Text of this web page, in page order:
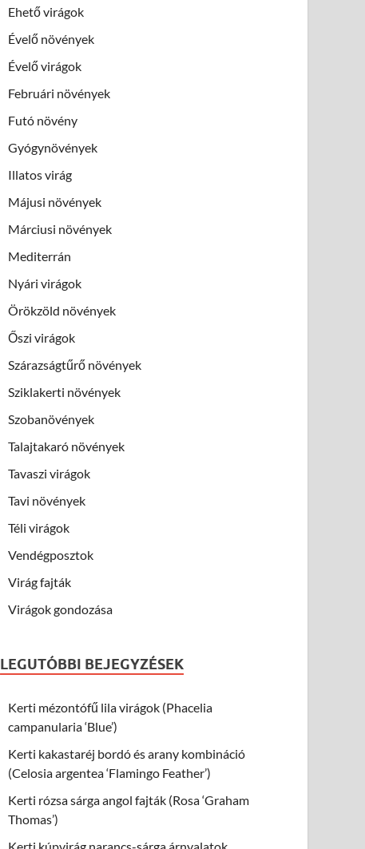
Ehető virágok
Évelő növények
Évelő virágok
Februári növények
Futó növény
Gyógynövények
Illatos virág
Májusi növények
Márciusi növények
Mediterrán
Nyári virágok
Örökzöld növények
Őszi virágok
Szárazságtűrő növények
Sziklakerti növények
Szobanövények
Talajtakaró növények
Tavaszi virágok
Tavi növények
Téli virágok
Vendégposztok
Virág fajták
Virágok gondozása
LEGUTÓBBI BEJEGYZÉSEK
Kerti mézontófű lila virágok (Phacelia
campanularia ‘Blue’)
Kerti kakastaréj bordó és arany kombináció
(Celosia argentea ‘Flamingo Feather’)
Kerti rózsa sárga angol fajták (Rosa ‘Graham
Thomas’)